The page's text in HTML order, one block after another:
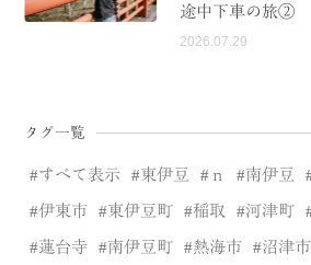
途中下車の旅②
2026.07.29
タグ一覧
すべて表示 東伊豆 ｎ 南伊豆
伊東市 東伊豆町 稲取 河津町
蓮台寺 南伊豆町 熱海市 沼津市